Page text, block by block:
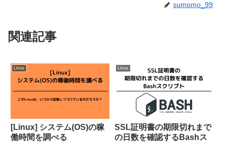
sumomo_99
関連記事
Linux
[Linux] システム(OS)の稼
働時間を調べる
Linux
SSL証明書の期限切れまで
の日数を確認するBashス